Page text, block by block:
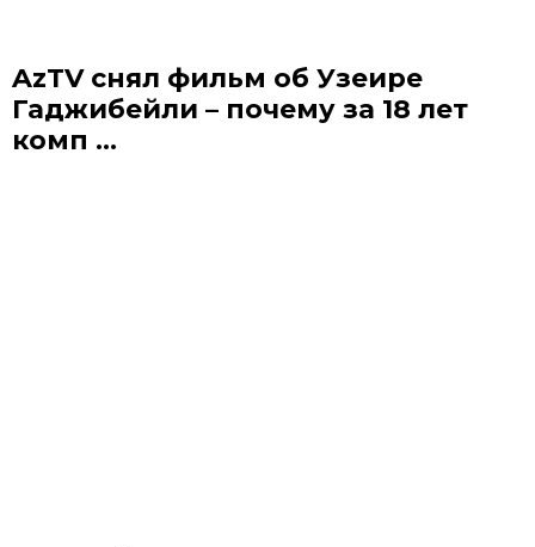
AzTV снял фильм об Узеире
Гаджибейли – почему за 18 лет
комп ...